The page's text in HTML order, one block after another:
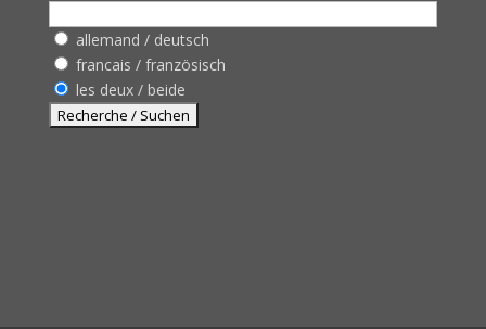
allemand / deutsch
francais / französisch
les deux / beide